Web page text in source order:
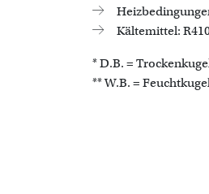
Kältemittel:
* D.B. =
** W.B. =